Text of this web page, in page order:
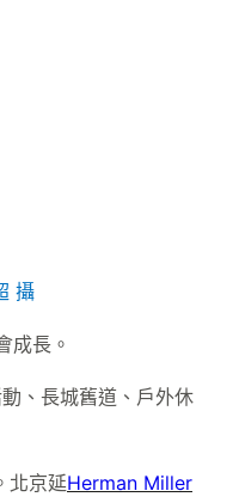
攝
成長。
、長城舊道、戶外休
北京延Herman Miller